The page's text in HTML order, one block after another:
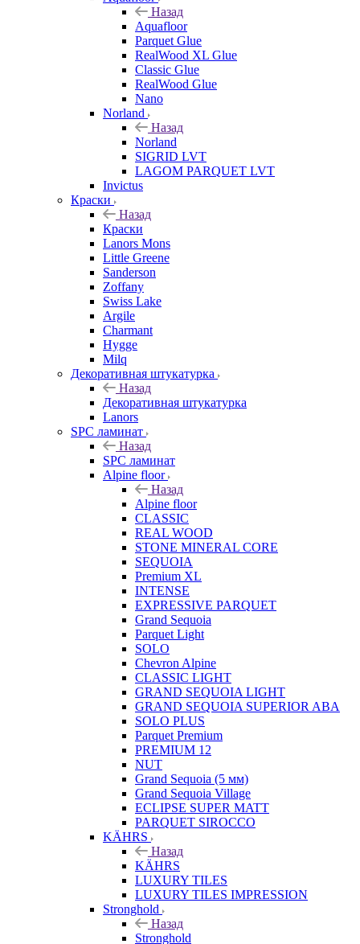
Назад
Aquafloor
Parquet Glue
RealWood XL Glue
Classic Glue
RealWood Glue
Nano
Norland
Назад
Norland
SIGRID LVT
LAGOM PARQUET LVT
Invictus
Краски
Назад
Краски
Lanors Mons
Little Greene
Sanderson
Zoffany
Swiss Lake
Argile
Charmant
Hygge
Milq
Декоративная штукатурка
Назад
Декоративная штукатурка
Lanors
SPC ламинат
Назад
SPC ламинат
Alpine floor
Назад
Alpine floor
CLASSIC
REAL WOOD
STONE MINERAL CORE
SEQUOIA
Premium XL
INTENSE
EXPRESSIVE PARQUET
Grand Sequoia
Parquet Light
SOLO
Chevron Alpine
CLASSIC LIGHT
GRAND SEQUOIA LIGHT
GRAND SEQUOIA SUPERIOR ABA
SOLO PLUS
Parquet Premium
PREMIUM 12
NUT
Grand Sequoia (5 мм)
Grand Sequoia Village
ECLIPSE SUPER MATT
PARQUET SIROCCO
KÄHRS
Назад
KÄHRS
LUXURY TILES
LUXURY TILES IMPRESSION
Stronghold
Назад
Stronghold